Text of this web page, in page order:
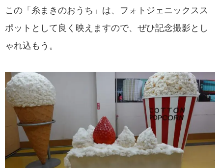
この「糸まきのおうち」は、フォトジェニックスス
ポットとして良く映えますので、ぜひ記念撮影とし
ゃれ込もう。